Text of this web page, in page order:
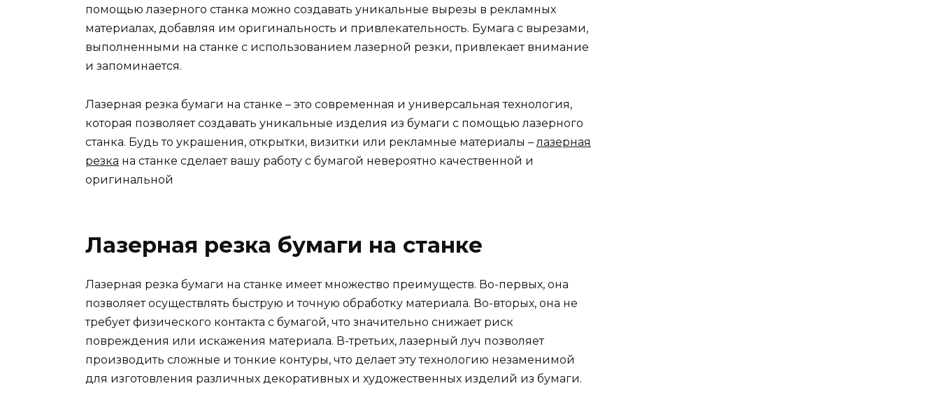
помощью лазерного станка можно создавать уникальные вырезы в рекламных
материалах, добавляя им оригинальность и привлекательность. Бумага с вырезами,
выполненными на станке с использованием лазерной резки, привлекает внимание
и запоминается.
Лазерная резка бумаги на станке – это современная и универсальная технология,
которая позволяет создавать уникальные изделия из бумаги с помощью лазерного
станка. Будь то украшения, открытки, визитки или рекламные материалы – лазерная
резка на станке сделает вашу работу с бумагой невероятно качественной и
оригинальной
Лазерная резка бумаги на станке
Лазерная резка бумаги на станке имеет множество преимуществ. Во-первых, она
позволяет осуществлять быструю и точную обработку материала. Во-вторых, она не
требует физического контакта с бумагой, что значительно снижает риск
повреждения или искажения материала. В-третьих, лазерный луч позволяет
производить сложные и тонкие контуры, что делает эту технологию незаменимой
для изготовления различных декоративных и художественных изделий из бумаги.